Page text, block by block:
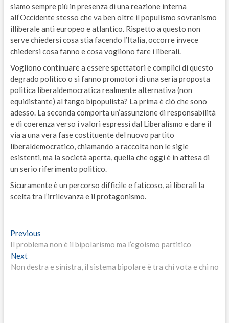
siamo sempre più in presenza di una reazione interna
all’Occidente stesso che va ben oltre il populismo sovranismo
illiberale anti europeo e atlantico. Rispetto a questo non
serve chiedersi cosa stia facendo l’Italia, occorre invece
chiedersi cosa fanno e cosa vogliono fare i liberali.
Vogliono continuare a essere spettatori e complici di questo
degrado politico o si fanno promotori di una seria proposta
politica liberaldemocratica realmente alternativa (non
equidistante) al fango bipopulista? La prima è ciò che sono
adesso. La seconda comporta un’assunzione di responsabilità
e di coerenza verso i valori espressi dal Liberalismo e dare il
via a una vera fase costituente del nuovo partito
liberaldemocratico, chiamando a raccolta non le sigle
esistenti, ma la società aperta, quella che oggi è in attesa di
un serio riferimento politico.
Sicuramente è un percorso difficile e faticoso, ai liberali la
scelta tra l’irrilevanza e il protagonismo.
Navigazione
articoli
PreviousPrevious
post:
Il problema non è il bipolarismo ma l’egoismo partitico
NextNext
post:
Non destra e sinistra, il sistema bipolare è tra chi vota e chi no